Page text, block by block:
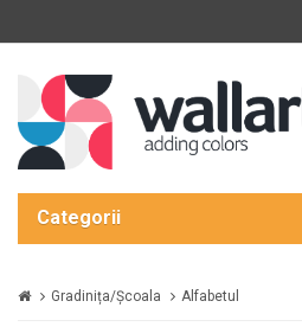
Categorii
Gradinița/Școala Alfabetul